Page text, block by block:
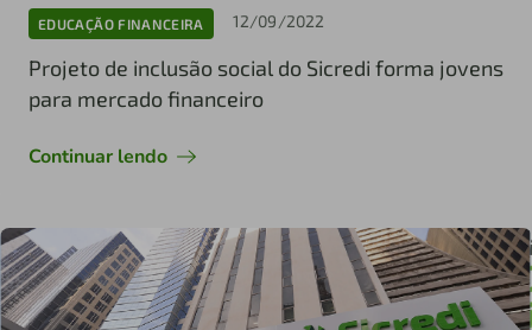
EDUCAÇÃO FINANCEIRA 12/09/2022
Projeto de inclusão social do Sicredi forma jovens
para mercado financeiro
Continuar lendo